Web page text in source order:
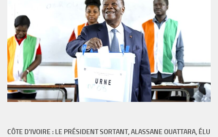
CÔTE D'IVOIRE : LE PRÉSIDENT SORTANT, ALASSANE OUATTARA, ÉLU